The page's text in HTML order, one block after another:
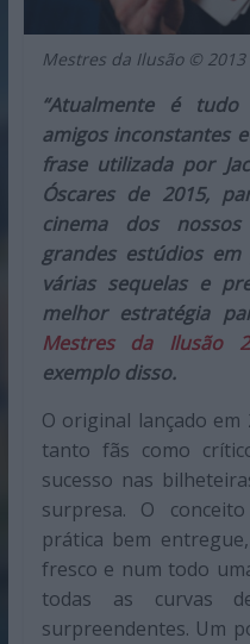
Mestres da Ilusão ©
“Atualmente é
amigos inconstantes
frase utilizada por
Óscares de 2015,
cinema dos
grandes estúdios
várias sequelas e
melhor estratégia
Mestres da Ilusão 2
exemplo disso.
O original lançado
tanto fãs como
sucesso nas
surpresa. O
prática bem
fresco e num todo
todas as curvas
surpreendentes. Um